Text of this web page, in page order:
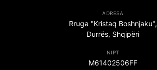
ADRESA
Rruga "Kristaq Boshnjaku",
Durrës, Shqipëri
NIPT
M61402506FF